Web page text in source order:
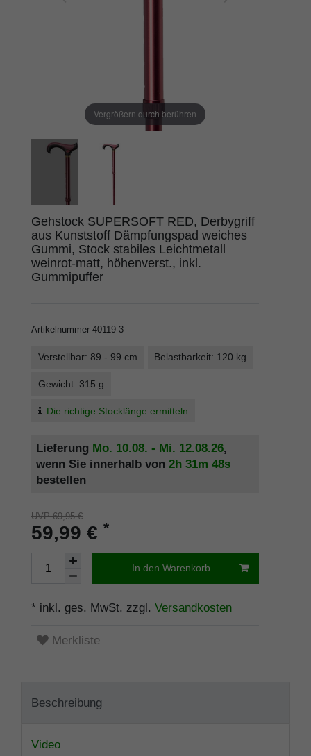
Vergrößern durch berühren
Gehstock SUPERSOFT RED, Derbygriff
aus Kunststoff Dämpfungspad weiches
Gummi, Stock stabiles Leichtmetall
weinrot-matt, höhenverst., inkl.
Gummipuffer
Artikelnummer 40119-3
Verstellbar: 89 - 99 cm Belastbarkeit: 120 kg
Gewicht: 315 g
Die richtige Stocklänge ermitteln
Lieferung Mo. 10.08. - Mi. 12.08.26,
wenn Sie innerhalb von 2h 31m 48s
bestellen
UVP 69,95 €
59,99 € *
In den Warenkorb
* inkl. ges. MwSt. zzgl. Versandkosten
Merkliste
Beschreibung
Video